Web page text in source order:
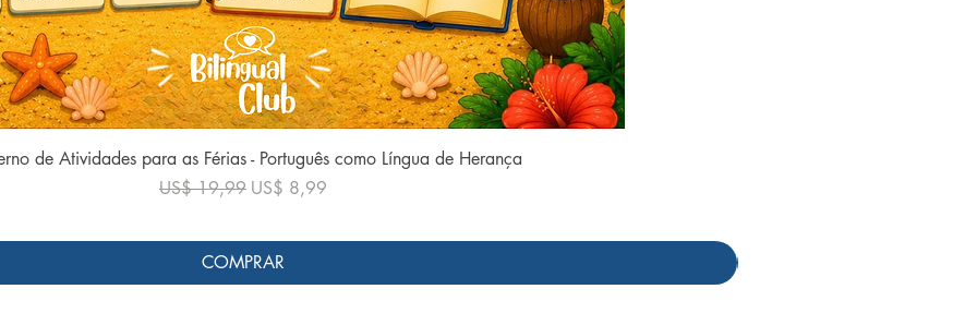
Visualização rápida
de Atividades para as Férias - Português como Língua de Herança
Preço normal
US$ 19,99 Preço promocional
US$ 8,99
COMPRAR